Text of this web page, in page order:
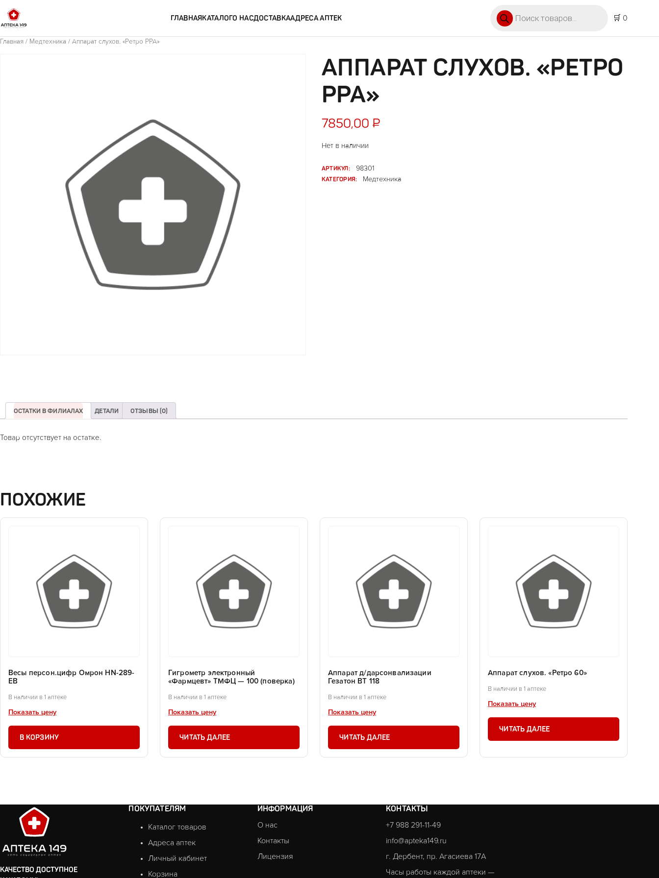
ГЛАВНАЯКАТАЛОГО НАСДОСТАВКААДРЕСА АПТЕК
🛒 0
Главная / Медтехника / Аппарат слухов. «Ретро РРА»
АППАРАТ СЛУХОВ. «РЕТРО
РРА»
7850,00 ₽
Нет в наличии
АРТИКУЛ:
98301
КАТЕГОРИЯ:
Медтехника
ОСТАТКИ В ФИЛИАЛАХ ДЕТАЛИ ОТЗЫВЫ (0)
Товар отсутствует на остатке.
ПОХОЖИЕ
Весы персон.цифр Омрон HN-289-
ЕВ
В наличии в 1 аптеке
Показать цену
В КОРЗИНУ
Гигрометр электронный
«Фармцевт» ТМФЦ — 100 (поверка)
В наличии в 1 аптеке
Показать цену
ЧИТАТЬ ДАЛЕЕ
Аппарат д/дарсонвализации
Гезатон ВТ 118
В наличии в 1 аптеке
Показать цену
ЧИТАТЬ ДАЛЕЕ
Аппарат слухов. «Ретро 60»
В наличии в 1 аптеке
Показать цену
ЧИТАТЬ ДАЛЕЕ
КАЧЕСТВО ДОСТУПНОЕ
ПОКУПАТЕЛЯМ
Каталог товаров
Адреса аптек
Личный кабинет
Корзина
ИНФОРМАЦИЯ
О нас
Контакты
Лицензия
КОНТАКТЫ
+7 988 291-11-49
info@apteka149.ru
г. Дербент, пр. Агасиева 17А
Часы работы каждой аптеки —